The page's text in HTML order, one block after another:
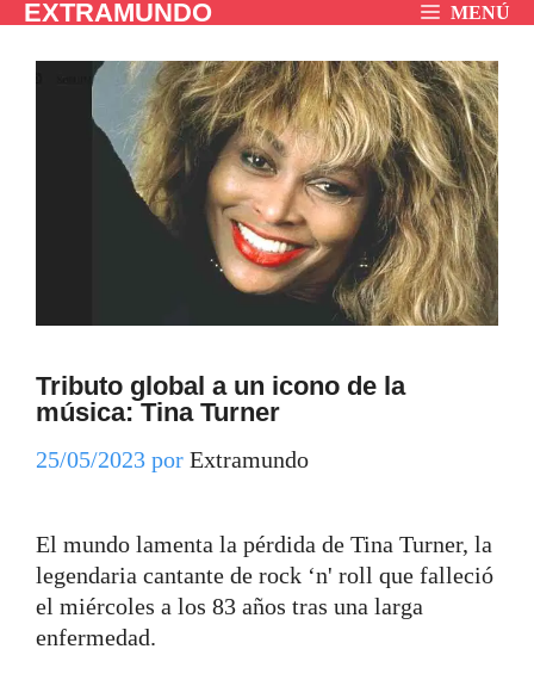
Saltar
contenido
EXTRAMUNDO MENÚ
Tributo global a un icono de la
música: Tina Turner
25/05/2023 por Extramundo
El mundo lamenta la pérdida de Tina Turner, la
legendaria cantante de rock ‘n' roll que falleció
el miércoles a los 83 años tras una larga
enfermedad.